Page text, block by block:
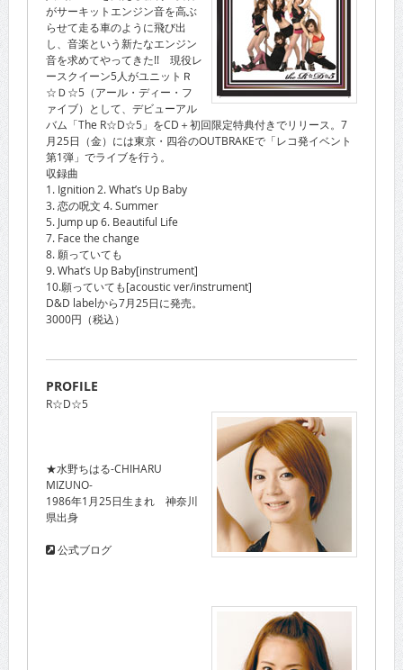
がサーキットエンジン音を高ぶ
らせて走る車のように飛び出
し、音楽という新たなエンジン
音を求めてやってきた!! 現役レ
ースクイーン5人がユニットＲ
☆Ｄ☆5（アール・ディー・フ
ァイブ）として、デビューアル
バム「The R☆D☆5」をCD＋初回限定特典付きでリリース。7
月25日（金）には東京・四谷のOUTBRAKEで「レコ発イベント
第1弾」でライブを行う。
収録曲
1. Ignition 2. What’s Up Baby
3. 恋の呪文 4. Summer
5. Jump up 6. Beautiful Life
7. Face the change
8. 願っていても
9. What’s Up Baby[instrument]
10.願っていても[acoustic ver/instrument]
D&D labelから7月25日に発売。
3000円（税込）
PROFILE
R☆D☆5
★水野ちはる-CHIHARU
MIZUNO-
1986年1月25日生まれ 神奈川
県出身
公式ブログ